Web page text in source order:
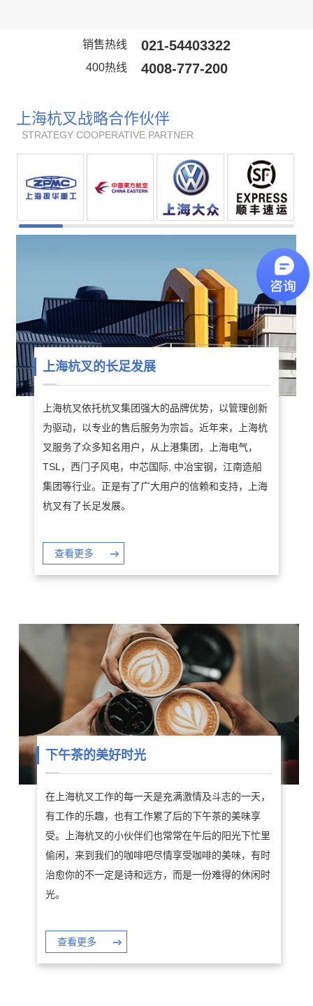
销售热线 021-54403322
400热线 4008-777-200
上海杭叉战略合作伙伴
STRATEGY COOPERATIVE PARTNER
上海杭叉的长足发展
上海杭叉依托杭叉集团强大的品牌优势，以管理创新
为驱动，以专业的售后服务为宗旨。近年来，上海杭
叉服务了众多知名用户，从上港集团，上海电气，
TSL，西门子风电，中芯国际, 中冶宝钢，江南造船
集团等行业。正是有了广大用户的信赖和支持，上海
杭叉有了长足发展。
查看更多
下午茶的美好时光
在上海杭叉工作的每一天是充满激情及斗志的一天，
有工作的乐趣，也有工作累了后的下午茶的美味享
受。上海杭叉的小伙伴们也常常在午后的阳光下忙里
偷闲，来到我们的咖啡吧尽情享受咖啡的美味，有时
治愈你的不一定是诗和远方，而是一份难得的休闲时
光。
查看更多